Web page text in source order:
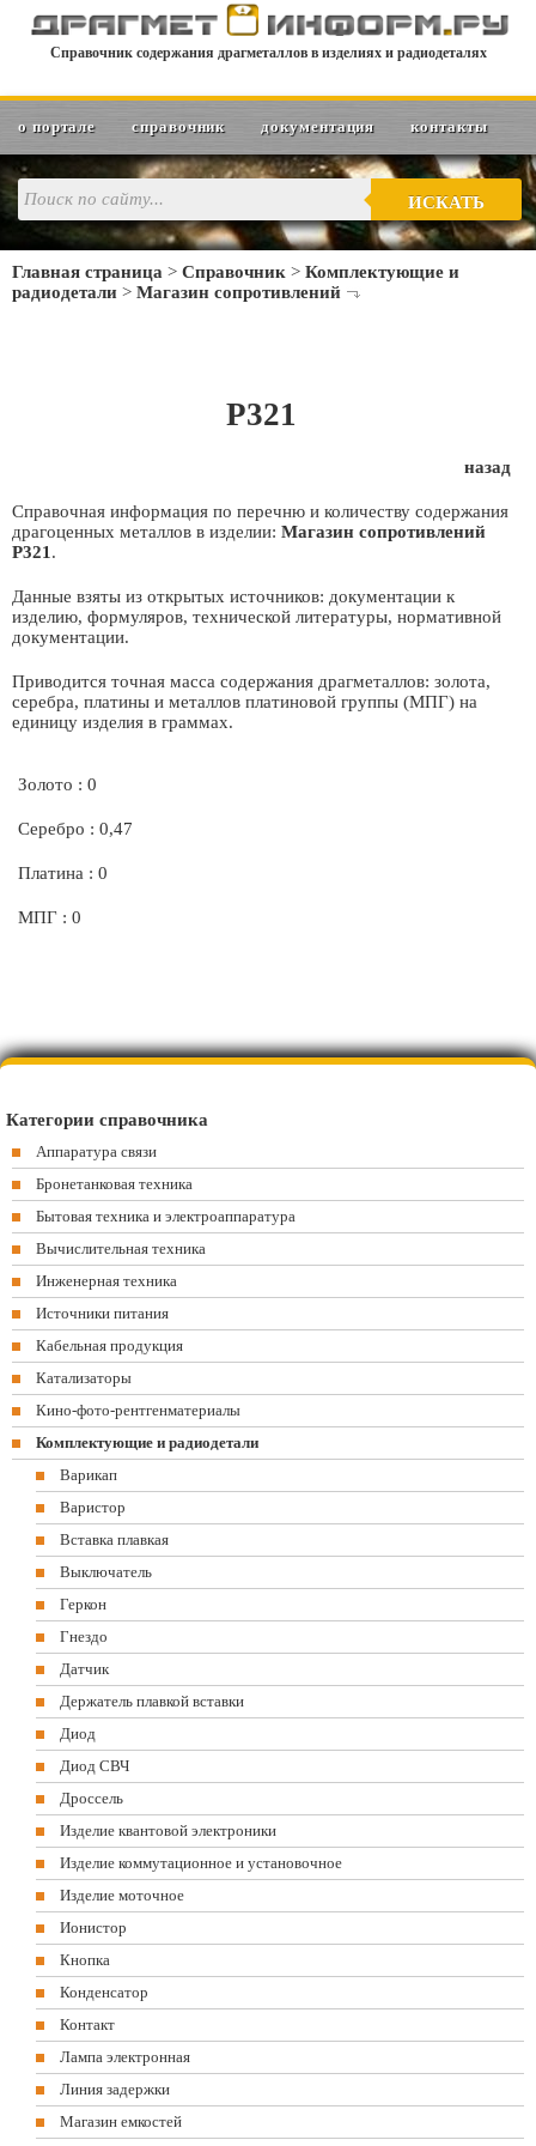
Справочник содержания драгметаллов в изделиях и радиодеталях
о портале справочник документация контакты
ИСКАТЬ
Главная страница > Справочник > Комплектующие и
радиодетали > Магазин сопротивлений
Р321
назад
Справочная информация по перечню и количеству содержания
драгоценных металлов в изделии: Магазин сопротивлений
Р321 .
Данные взяты из открытых источников: документации к
изделию, формуляров, технической литературы, нормативной
документации.
Приводится точная масса содержания драгметаллов: золота,
серебра, платины и металлов платиновой группы (МПГ) на
единицу изделия в граммах.
Золото : 0
Серебро : 0,47
Платина : 0
МПГ : 0
Категории справочника
Аппаратура связи
Бронетанковая техника
Бытовая техника и электроаппаратура
Вычислительная техника
Инженерная техника
Источники питания
Кабельная продукция
Катализаторы
Кино-фото-рентгенматериалы
Комплектующие и радиодетали
Варикап
Варистор
Вставка плавкая
Выключатель
Геркон
Гнездо
Датчик
Держатель плавкой вставки
Диод
Диод СВЧ
Дроссель
Изделие квантовой электроники
Изделие коммутационное и установочное
Изделие моточное
Ионистор
Кнопка
Конденсатор
Контакт
Лампа электронная
Линия задержки
Магазин емкостей